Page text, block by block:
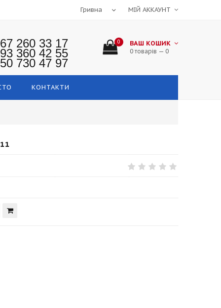
МІЙ АККАУНТ
260 33 17
360 42 55
730 47 97
0 ВАШ КОШИК
0 товарів — 0
КОНТАКТИ